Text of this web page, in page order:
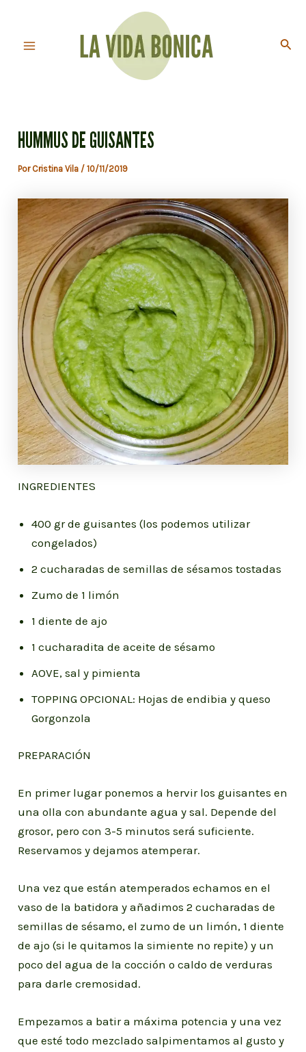
contenido
HUMMUS DE GUISANTES
Por Cristina Vila /10/11/2019
INGREDIENTES
400 gr de guisantes (los podemos utilizar
congelados)
2 cucharadas de semillas de sésamos tostadas
Zumo de 1 limón
1 diente de ajo
1 cucharadita de aceite de sésamo
AOVE, sal y pimienta
TOPPING OPCIONAL: Hojas de endibia y queso
Gorgonzola
PREPARACIÓN
En primer lugar ponemos a hervir los guisantes en
una olla con abundante agua y sal. Depende del
grosor, pero con 3-5 minutos será suficiente.
Reservamos y dejamos atemperar.
Una vez que están atemperados echamos en el
vaso de la batidora y añadimos 2 cucharadas de
semillas de sésamo, el zumo de un limón, 1 diente
de ajo (si le quitamos la simiente no repite) y un
poco del agua de la cocción o caldo de verduras
para darle cremosidad.
Empezamos a batir a máxima potencia y una vez
que esté todo mezclado salpimentamos al gusto y